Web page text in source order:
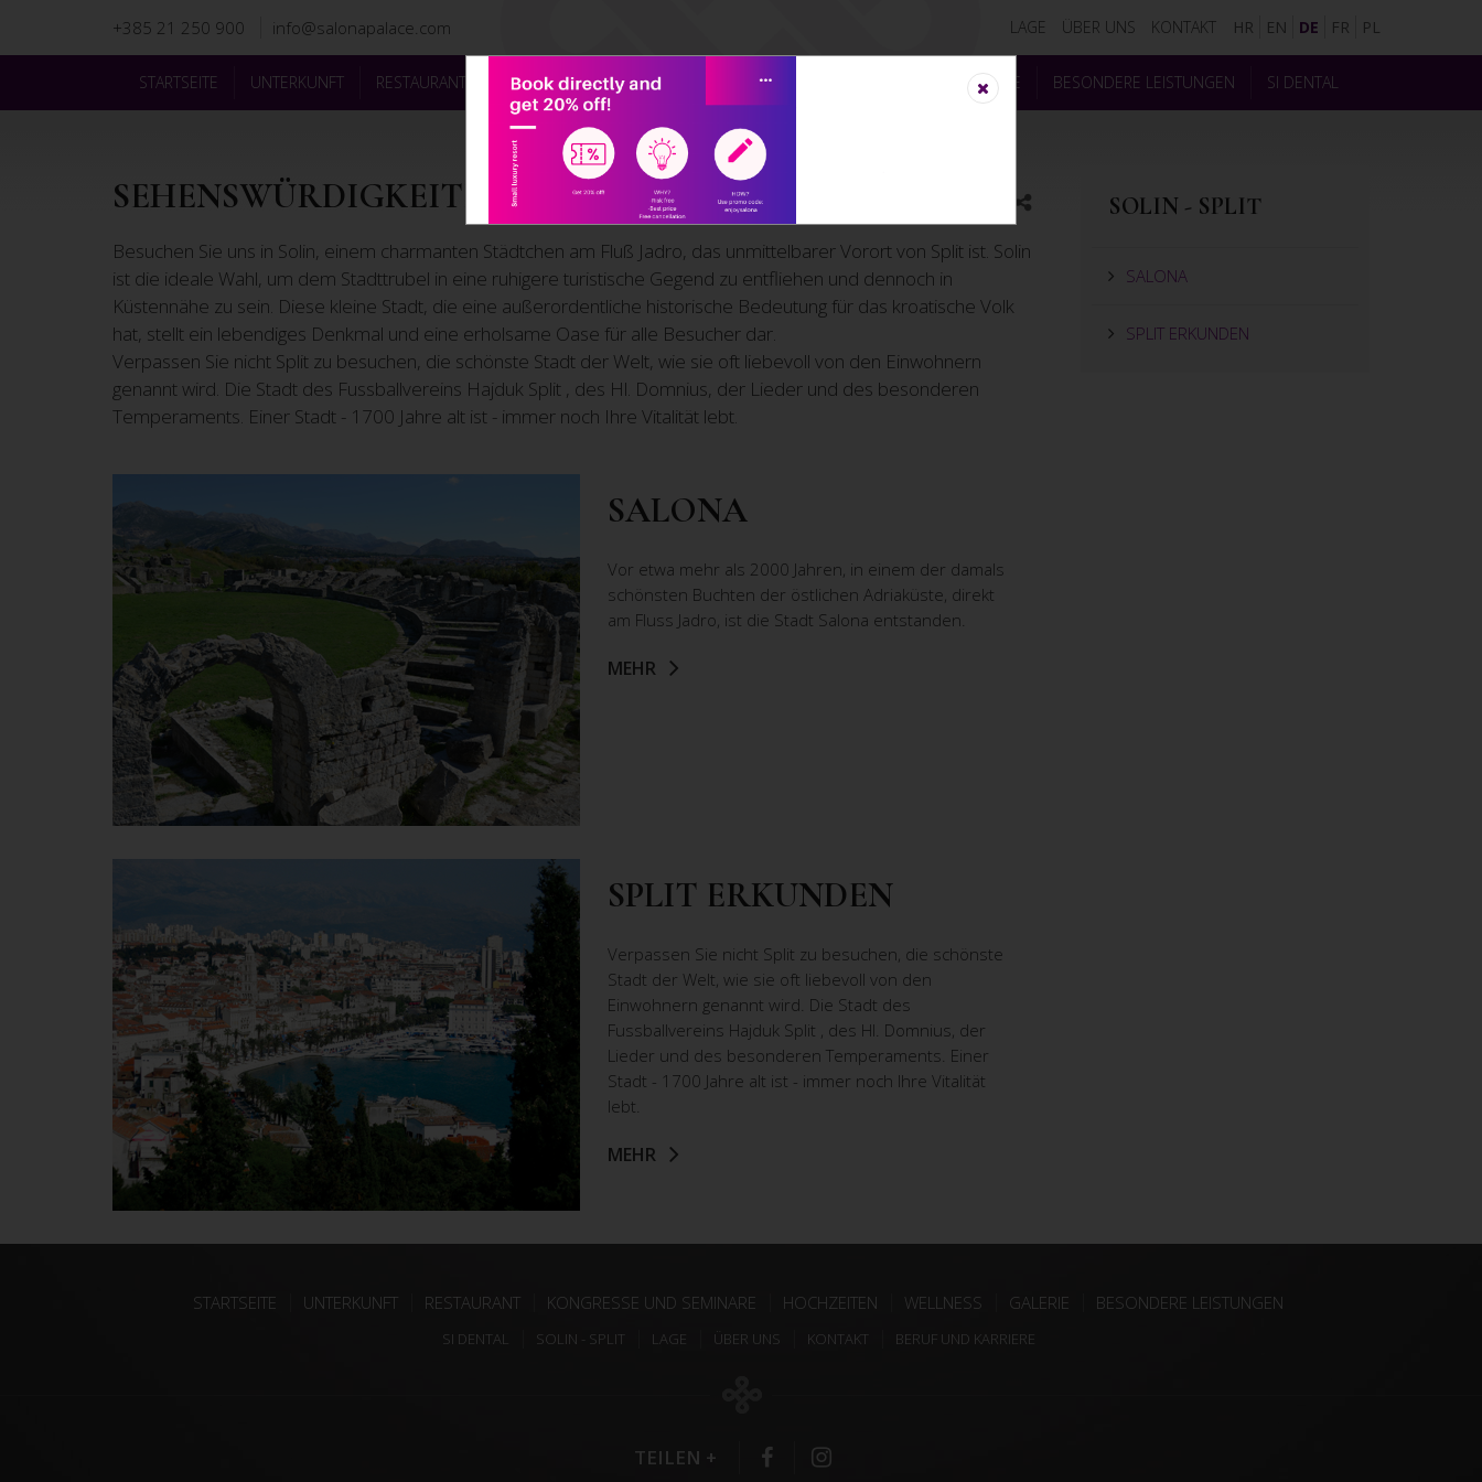
+385 21 250 900 info@salonapalace.com HR EN DE FR PL
LAGE ÜBER UNS KONTAKT
STARTSEITE UNTERKUNFT RESTAURANT KONGRESSE UND SEMINARE HOCHZEITEN GALERIE BESONDERE LEISTUNGEN SI DENTAL
SEHENSWÜRDIGKEITEN SOLIN UND SPLIT
Besuchen Sie uns in Solin, einem charmanten Städtchen am Fluß Jadro, das unmittelbarer Vorort von Split ist. Solin
ist die ideale Wahl, um dem Stadttrubel in eine ruhigere turistische Gegend zu entfliehen und dennoch in
Küstennähe zu sein. Diese kleine Stadt, die eine außerordentliche historische Bedeutung für das kroatische Volk
hat, stellt ein lebendiges Denkmal und eine erholsame Oase für alle Besucher dar.
Verpassen Sie nicht Split zu besuchen, die schönste Stadt der Welt, wie sie oft liebevoll von den Einwohnern
genannt wird. Die Stadt des Fussballvereins Hajduk Split , des Hl. Domnius, der Lieder und des besonderen
Temperaments. Einer Stadt - 1700 Jahre alt ist - immer noch Ihre Vitalität lebt.
SALONA
Vor etwa mehr als 2000 Jahren, in einem der damals
schönsten Buchten der östlichen Adriaküste, direkt
am Fluss Jadro, ist die Stadt Salona entstanden.
MEHR
SPLIT ERKUNDEN
Verpassen Sie nicht Split zu besuchen, die schönste
Stadt der Welt, wie sie oft liebevoll von den
Einwohnern genannt wird. Die Stadt des
Fussballvereins Hajduk Split , des Hl. Domnius, der
Lieder und des besonderen Temperaments. Einer
Stadt - 1700 Jahre alt ist - immer noch Ihre Vitalität
lebt.
MEHR
SOLIN - SPLIT
SALONA
SPLIT ERKUNDEN
STARTSEITE UNTERKUNFT RESTAURANT KONGRESSE UND SEMINARE HOCHZEITEN WELLNESS GALERIE BESONDERE LEISTUNGEN
SI DENTAL SOLIN - SPLIT LAGE ÜBER UNS KONTAKT BERUF UND KARRIERE
TEILEN +